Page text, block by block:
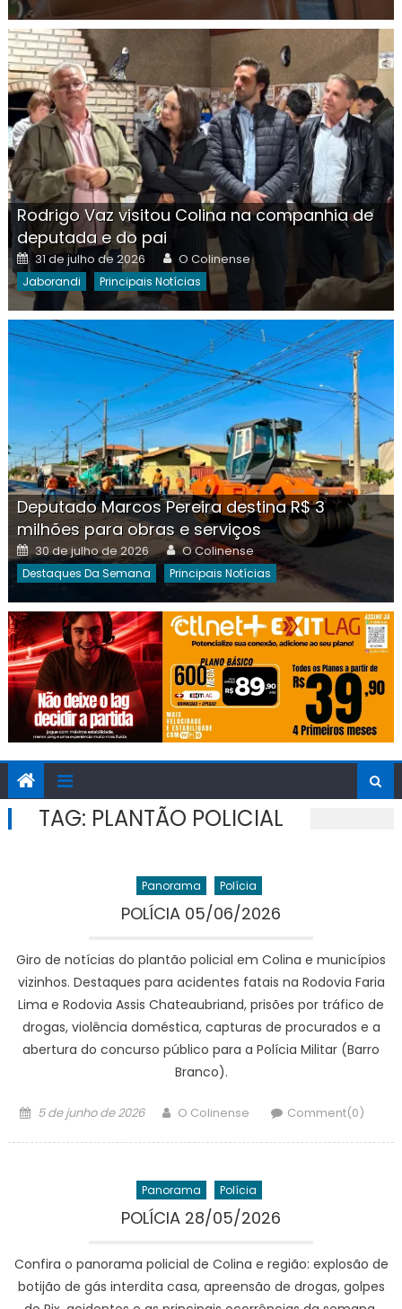
Rodrigo Vaz visitou Colina na companhia de
deputada e do pai
Posted
on
31 de julho de 2026 Author
O Colinense
Jaborandi Principais Notícias
Deputado Marcos Pereira destina R$ 3
milhões para obras e serviços
Posted
on
30 de julho de 2026 Author
O Colinense
Destaques Da Semana Principais Notícias
TAG: PLANTÃO POLICIAL
Panorama Polícia
POLÍCIA 05/06/2026
Giro de notícias do plantão policial em Colina e municípios
vizinhos. Destaques para acidentes fatais na Rodovia Faria
Lima e Rodovia Assis Chateaubriand, prisões por tráfico de
drogas, violência doméstica, capturas de procurados e a
abertura do concurso público para a Polícia Militar (Barro
Branco).
Posted
5 de junho de 2026 Author
O Colinense Comment(0)
Panorama Polícia
POLÍCIA 28/05/2026
Confira o panorama policial de Colina e região: explosão de
botijão de gás interdita casa, apreensão de drogas, golpes